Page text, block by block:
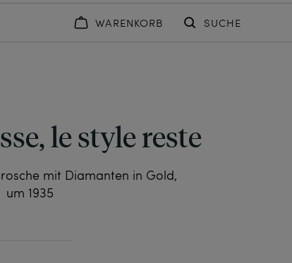
WARENKORB SUCHE
le style reste
mit Diamanten in Gold,
um 1935